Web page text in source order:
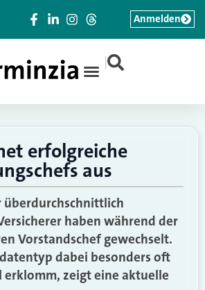
|
Anmelden
erfolgreiche
aus
überdurchschnittlich
haben während der
Vorstandschef gewechselt.
dabei besonders oft
erklomm, zeigt eine aktuelle